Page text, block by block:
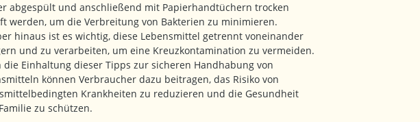
abgespült und anschließend mit Papierhandtüchern trocken
werden, um die Verbreitung von Bakterien zu minimieren.
hinaus ist es wichtig, diese Lebensmittel getrennt voneinander
und zu verarbeiten, um eine Kreuzkontamination zu vermeiden.
die Einhaltung dieser Tipps zur sicheren Handhabung von
können Verbraucher dazu beitragen, das Risiko von
Krankheiten zu reduzieren und die Gesundheit
zu schützen.